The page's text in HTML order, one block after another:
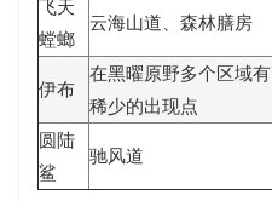
飞天
螳螂
云海山道、森林膳房
伊布
在黑曜原野多个区域
稀少的出现点
圆陆
鲨
驰风道